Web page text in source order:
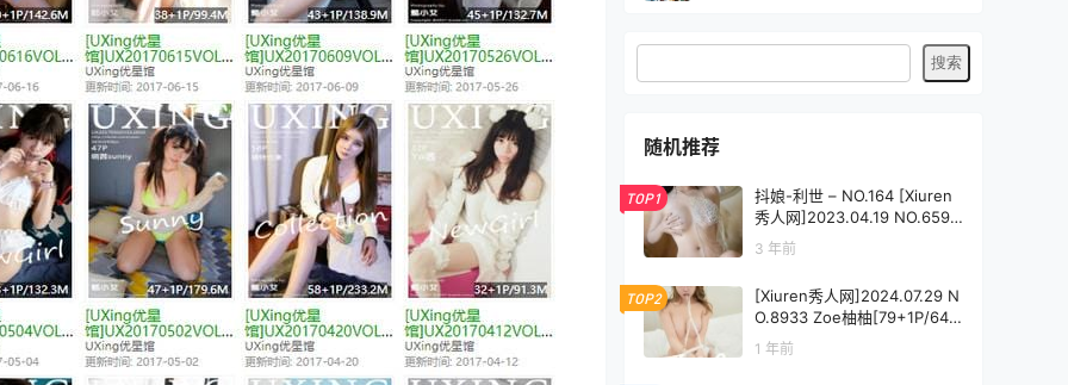
随机推荐
TOP1
抖娘-利世 – NO.164 [Xiuren
秀人网]2023.04.19 NO.6599
[50P-407MB]
3 年前
TOP2
[Xiuren秀人网]2024.07.29 N
O.8933 Zoe柚柚[79+1P/646
MB]
1 年前